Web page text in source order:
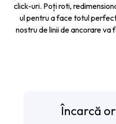
click-uri. Poți roti,
ul pentru a face totul
nostru de linii de ancorare va
Încarcă